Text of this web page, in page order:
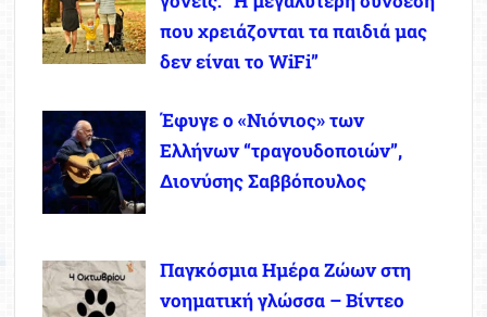
που χρειάζονται τα παιδιά μας
δεν είναι το WiFi”
Έφυγε ο «Νιόνιος» των
Ελλήνων “τραγουδοποιών”,
Διονύσης Σαββόπουλος
Παγκόσμια Ημέρα Ζώων στη
νοηματική γλώσσα – Βίντεο